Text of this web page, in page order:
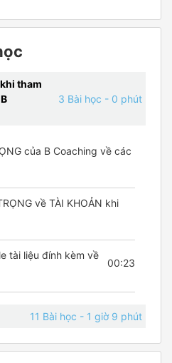
tham
3 Bài học - 0 phút
của B Coaching về các
về TÀI KHOẢN khi
tài liệu đính kèm về
00:23
11 Bài học - 1 giờ 9 phút